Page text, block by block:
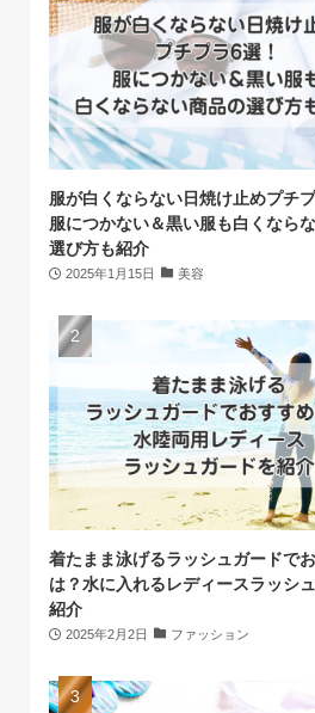
服が白くならない日焼け止めプチ
服につかない＆黒い服も白くなら
選び方も紹介
2025年1月15日 美容
着たまま泳げるラッシュガードで
は？水に入れるレディースラッシ
紹介
2025年2月2日 ファッション